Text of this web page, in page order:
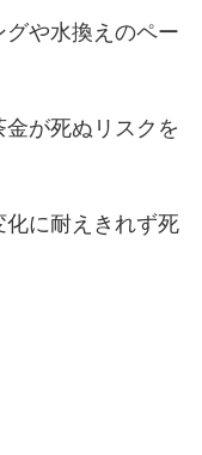
や水換えのペー
が死ぬリスクを
に耐えきれず死